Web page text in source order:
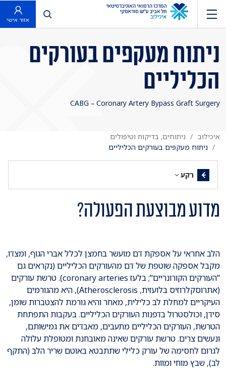
פתח חיפוש
אזור אישי
ניתוח מעקפים בעורקים
הכליליים
CABG – Coronary Artery Bypass Graft Surgery
איכילוב
ניתוחים, בדיקות וטיפולים
ניתוח מעקפים בעורקים הכליליים
רקע
מדוע מבוצעת הפעולה?
הלב אחראי על אספקת דם מועשר בחמצן לכלל אברי הגוף, ומצדו,
מקבל אספקה שוטפת של דם מהעורקים הכליליים (נקראים גם
"העורקים הקורונריים"; בלעז coronary arteries). טרשת עורקים
(אתרוסקלרוזיס בלועזית, Atherosclerosis), היא מהגורמים
העיקריים למחלת לב כלילית, מאחר והיא גורמת להצטברות שומן,
סידן, וכולסטרול בדפנות העורקים הכליליים. בעקבות התפתחת
הטרשת, העורקים הכליליים מתעבים, מאבדים את גמישותם,
ונעשים צרים. טרשת עורקים שאינה מאובחנת ומטופלת עלולה
לגרום לחסימה של עורק כלילי שתתבטא באוטם שריר הלב (התקף
לב), שבץ מוחי ומוות.